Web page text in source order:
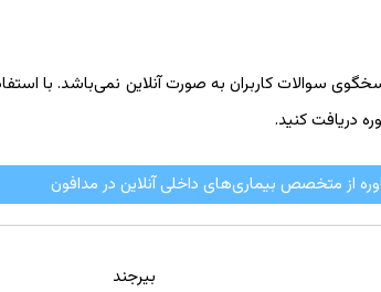
سوالات کاربران به صورت آنلاین نمی‌باشد. با
دریافت کنید.
از متخصص بیماری‌های داخلی آنلاین در مدافون
بیرجند